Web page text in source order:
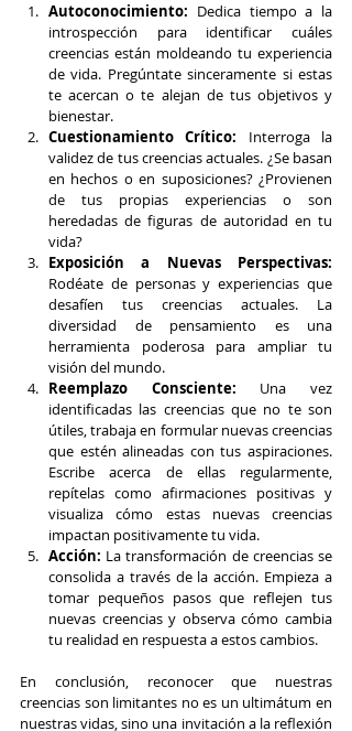
Autoconocimiento: Dedica tiempo a la
introspección para identificar cuáles
creencias están moldeando tu experiencia
de vida. Pregúntate sinceramente si estas
te acercan o te alejan de tus objetivos y
bienestar.
Cuestionamiento Crítico: Interroga la
validez de tus creencias actuales. ¿Se basan
en hechos o en suposiciones? ¿Provienen
de tus propias experiencias o son
heredadas de figuras de autoridad en tu
vida?
Exposición a Nuevas Perspectivas:
Rodéate de personas y experiencias que
desafíen tus creencias actuales. La
diversidad de pensamiento es una
herramienta poderosa para ampliar tu
visión del mundo.
Reemplazo Consciente: Una vez
identificadas las creencias que no te son
útiles, trabaja en formular nuevas creencias
que estén alineadas con tus aspiraciones.
Escribe acerca de ellas regularmente,
repítelas como afirmaciones positivas y
visualiza cómo estas nuevas creencias
impactan positivamente tu vida.
Acción: La transformación de creencias se
consolida a través de la acción. Empieza a
tomar pequeños pasos que reflejen tus
nuevas creencias y observa cómo cambia
tu realidad en respuesta a estos cambios.
En conclusión, reconocer que nuestras
creencias son limitantes no es un ultimátum en
nuestras vidas, sino una invitación a la reflexión